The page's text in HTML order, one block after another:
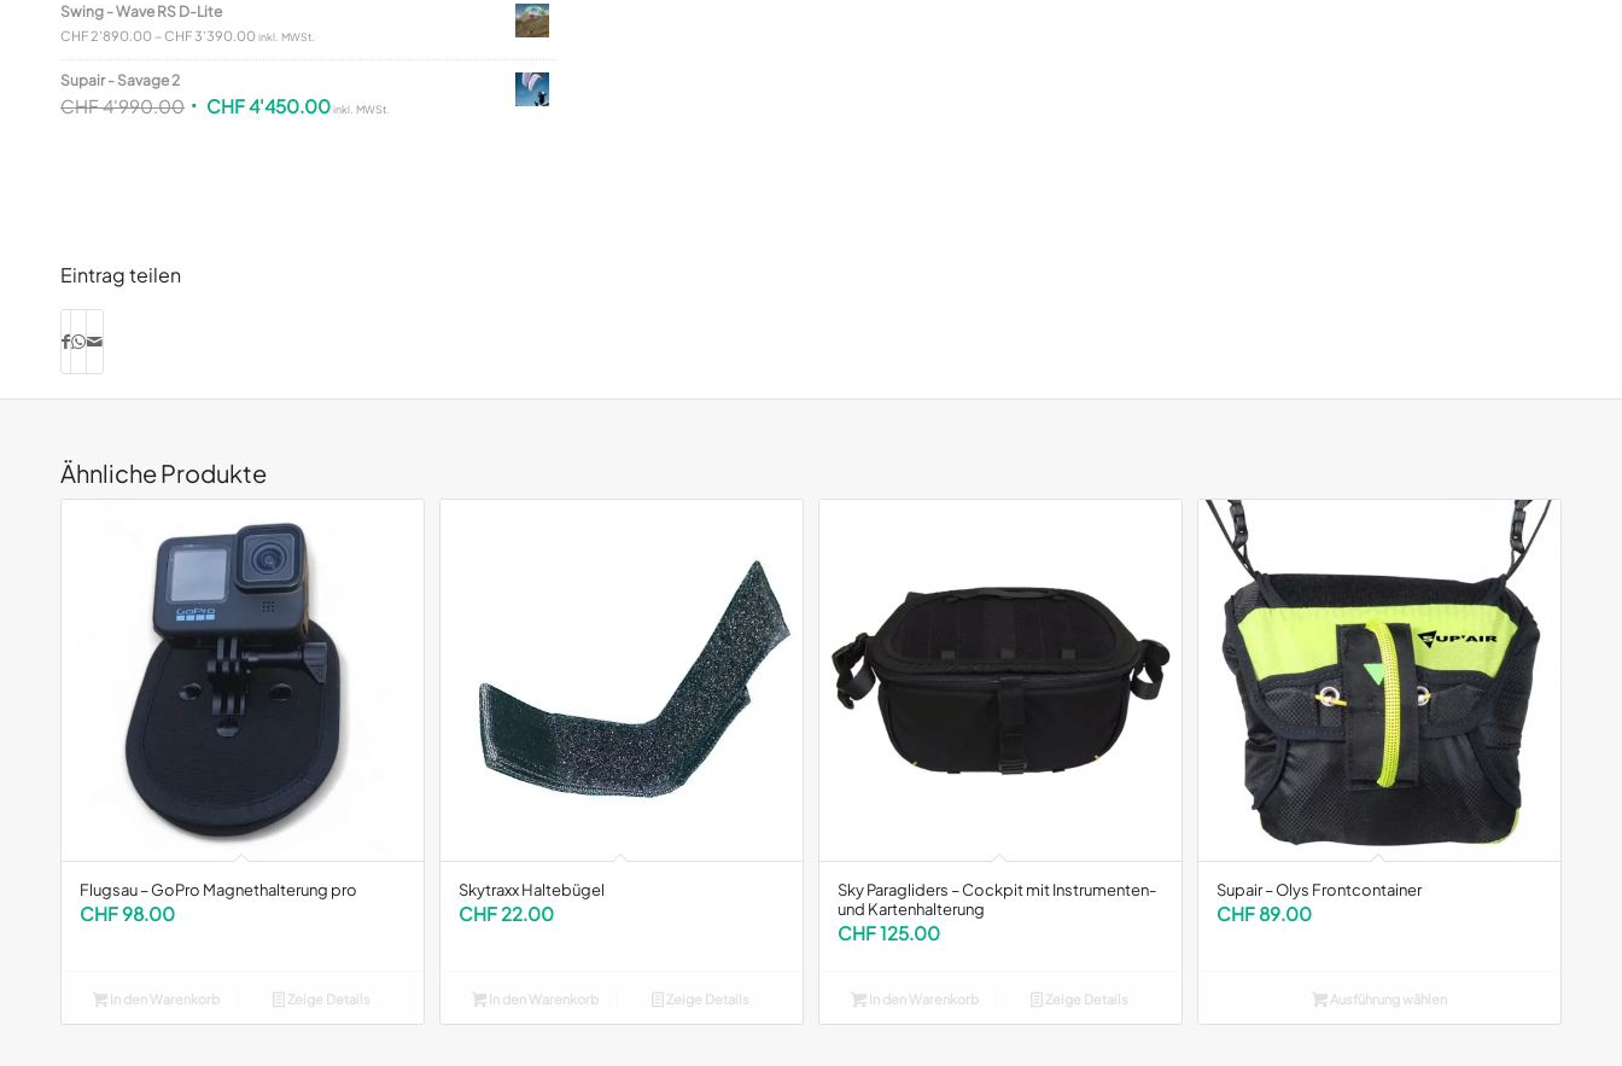
Swing - Wave RS D-Lite
CHF2'890.00 – CHF3'390.00inkl. MWSt.
Supair - Savage 2
CHF4'990.00 CHF4'450.00inkl. MWSt.
Eintrag teilen
Ähnliche Produkte
Flugsau – GoPro Magnethalterung pro
CHF98.00
In den Warenkorb Zeige Details
Skytraxx Haltebügel
CHF22.00
In den Warenkorb Zeige Details
Sky Paragliders – Cockpit mit Instrumenten-
und Kartenhalterung
CHF125.00
In den Warenkorb Zeige Details
Supair – Olys Frontcontainer
CHF 89.00
Ausführung wählen